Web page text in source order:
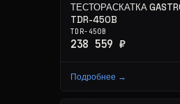
ТЕСТОРАСКАТКА
TDR-450B
TDR-450B
238 559 ₽
Подробнее →